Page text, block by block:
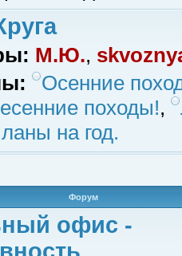
М.Ю.,
Осенние
походы!,
на год.
Форум
офис -